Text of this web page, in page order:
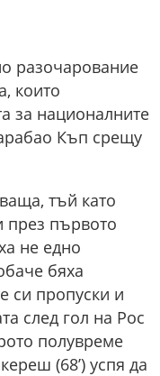
разочарование
които
за националните
Къп срещу
тъй като
през първото
не едно
бяха
си пропуски и
след гол на Рос
полувреме
(68’) успя да